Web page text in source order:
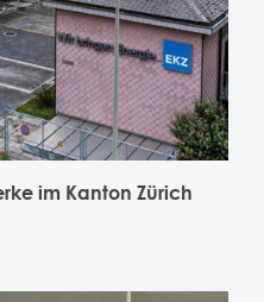
im Kanton Zürich